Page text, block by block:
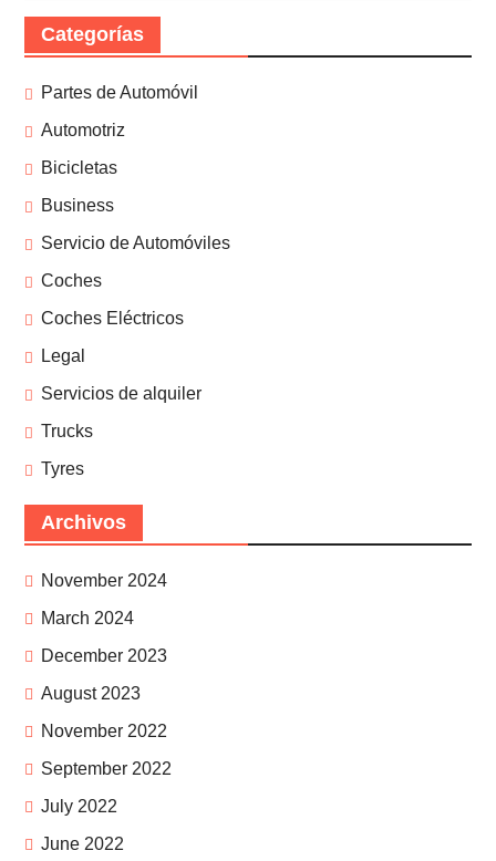
Categorías
Partes de Automóvil
Automotriz
Bicicletas
Business
Servicio de Automóviles
Coches
Coches Eléctricos
Legal
Servicios de alquiler
Trucks
Tyres
Archivos
November 2024
March 2024
December 2023
August 2023
November 2022
September 2022
July 2022
June 2022